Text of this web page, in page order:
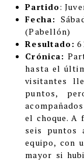
Partido:
Fecha:
(Pabellón)
Resultado:
Crónica:
hasta el
visitantes
puntos,
el choque. A
seis puntos
equipo, con
mayor si